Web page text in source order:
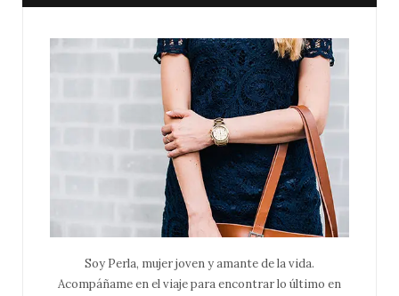
Soy Perla, mujer joven y amante de la vida.
Acompáñame en el viaje para encontrar lo último en